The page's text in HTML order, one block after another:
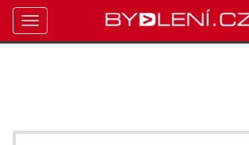
Toggle
navigation